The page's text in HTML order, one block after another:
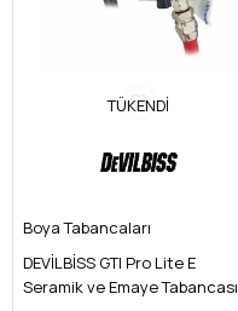
TÜKENDI
Boya Tabancaları
DEVİLBİSS GTI Pro Lite E
Seramik ve Emaye Tabancası